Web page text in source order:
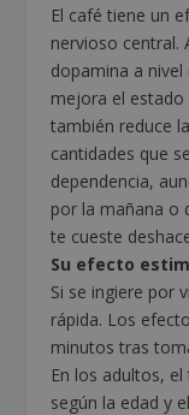
El café tiene un
nervioso central.
dopamina a
mejora el estado
también reduce
cantidades que
dependencia,
por la mañana o
te cueste
Su efecto
Si se ingiere por
rápida. Los
minutos tras
En los adultos,
según la edad y